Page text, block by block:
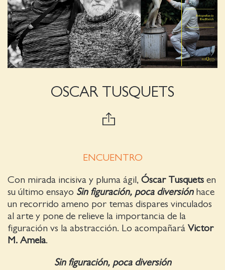
OSCAR TUSQUETS
ENCUENTRO
Con mirada incisiva y pluma ágil, Óscar Tusquets en
su último ensayo Sin figuración, poca diversiónhace
un recorrido ameno por temas dispares vinculados
al arte y pone de relieve la importancia de la
figuración vs la abstracción. Lo acompañará Victor
M. Amela.
Sin figuración, poca diversión